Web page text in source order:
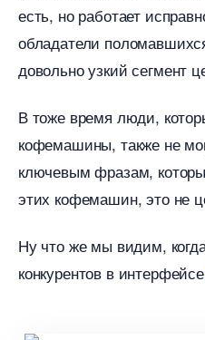
есть, но работает
обладатели
довольно узкий сегмент
тоже время люди,
кофемашины, также не
ключевым фразам,
этих кофемашин, это не
Ну что же мы видим,
конкурентов в интерфейсе